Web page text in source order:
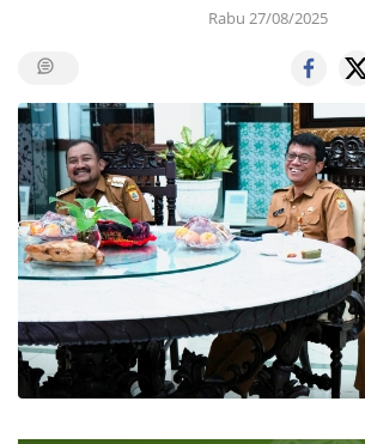
Rabu 27/08/2025